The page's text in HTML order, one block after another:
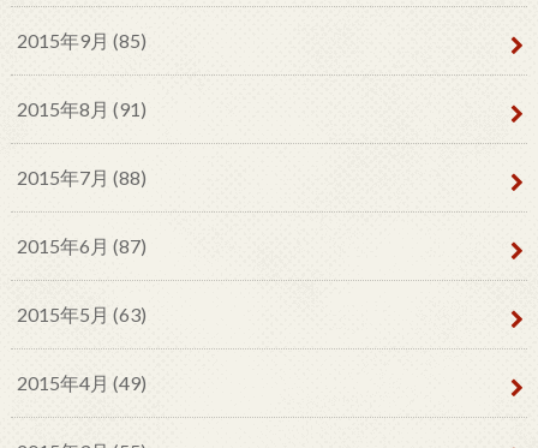
2015年9月 (85)
2015年8月 (91)
2015年7月 (88)
2015年6月 (87)
2015年5月 (63)
2015年4月 (49)